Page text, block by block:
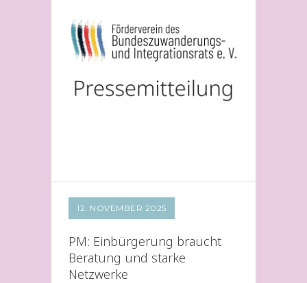
12. NOVEMBER 2025
PM: Einbürgerung braucht
Beratung und starke
Netzwerke